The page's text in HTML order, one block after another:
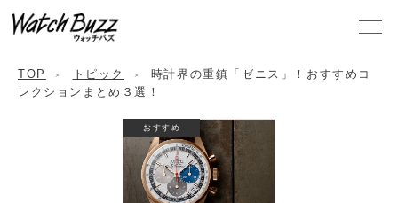
TOP トピック
時計界の重鎮「ゼニス」！おすすめコ
レクションまとめ３選！
おすすめ